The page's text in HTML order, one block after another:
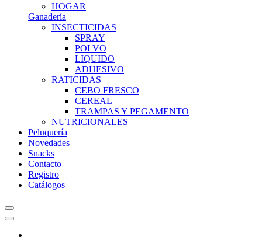
HOGAR
Ganadería
INSECTICIDAS
SPRAY
POLVO
LIQUIDO
ADHESIVO
RATICIDAS
CEBO FRESCO
CEREAL
TRAMPAS Y PEGAMENTO
NUTRICIONALES
Peluquería
Novedades
Snacks
Contacto
Registro
Catálogos